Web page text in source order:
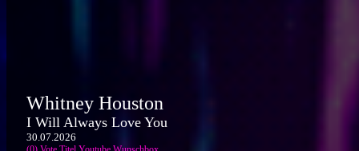
Whitney Houston
I Will Always Love You
30.07.2026